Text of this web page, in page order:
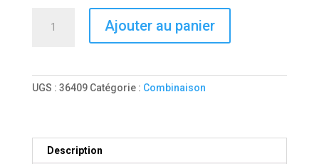
BOLERO
Ajouter au panier
UGS : 36409 Catégorie : Combinaison
Description